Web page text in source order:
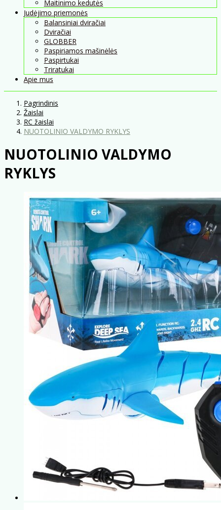
Maitinimo kedutės
Judėjimo priemonės
Balansiniai dviračiai
Dviračiai
GLOBBER
Paspiriamos mašinėlės
Paspirtukai
Triratukai
Apie mus
Pagrindinis
Žaislai
RC žaislai
NUOTOLINIO VALDYMO RYKLYS
NUOTOLINIO VALDYMO
RYKLYS